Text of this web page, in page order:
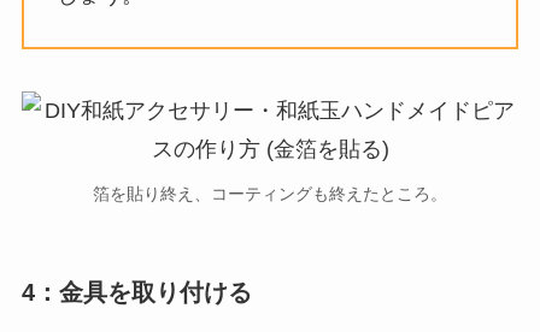
箔を貼り終え、コーティングも終えたところ。
4：金具を取り付ける